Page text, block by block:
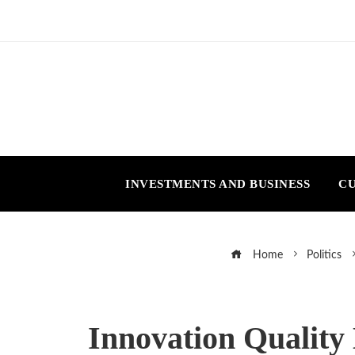
INVESTMENTS AND BUSINESS
Home Politics
Innovation Quality